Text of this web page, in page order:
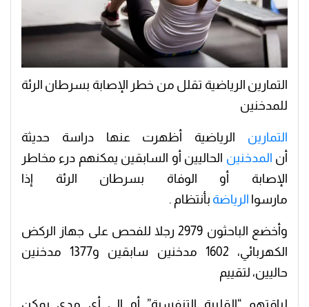
التمارين الرياضية تقلل من خطر الإصابة بسرطان الرئة
للمدخنين
التمارين الرياضية أظهرت عنها دراسة حديثة
أن المدخنين الحاليين أو السابقين يمكنهم درء مخاطر
الإصابة أو الوفاة بسرطان الرئة إذا
مارسوا الرياضة بأنتظام .
وأخضع الباحثون 2979 رجلا للفحص على جهاز الركض
الكهربائي، 1602 مدخنين سابقين و1377 مدخنين
حاليين، لتقييم